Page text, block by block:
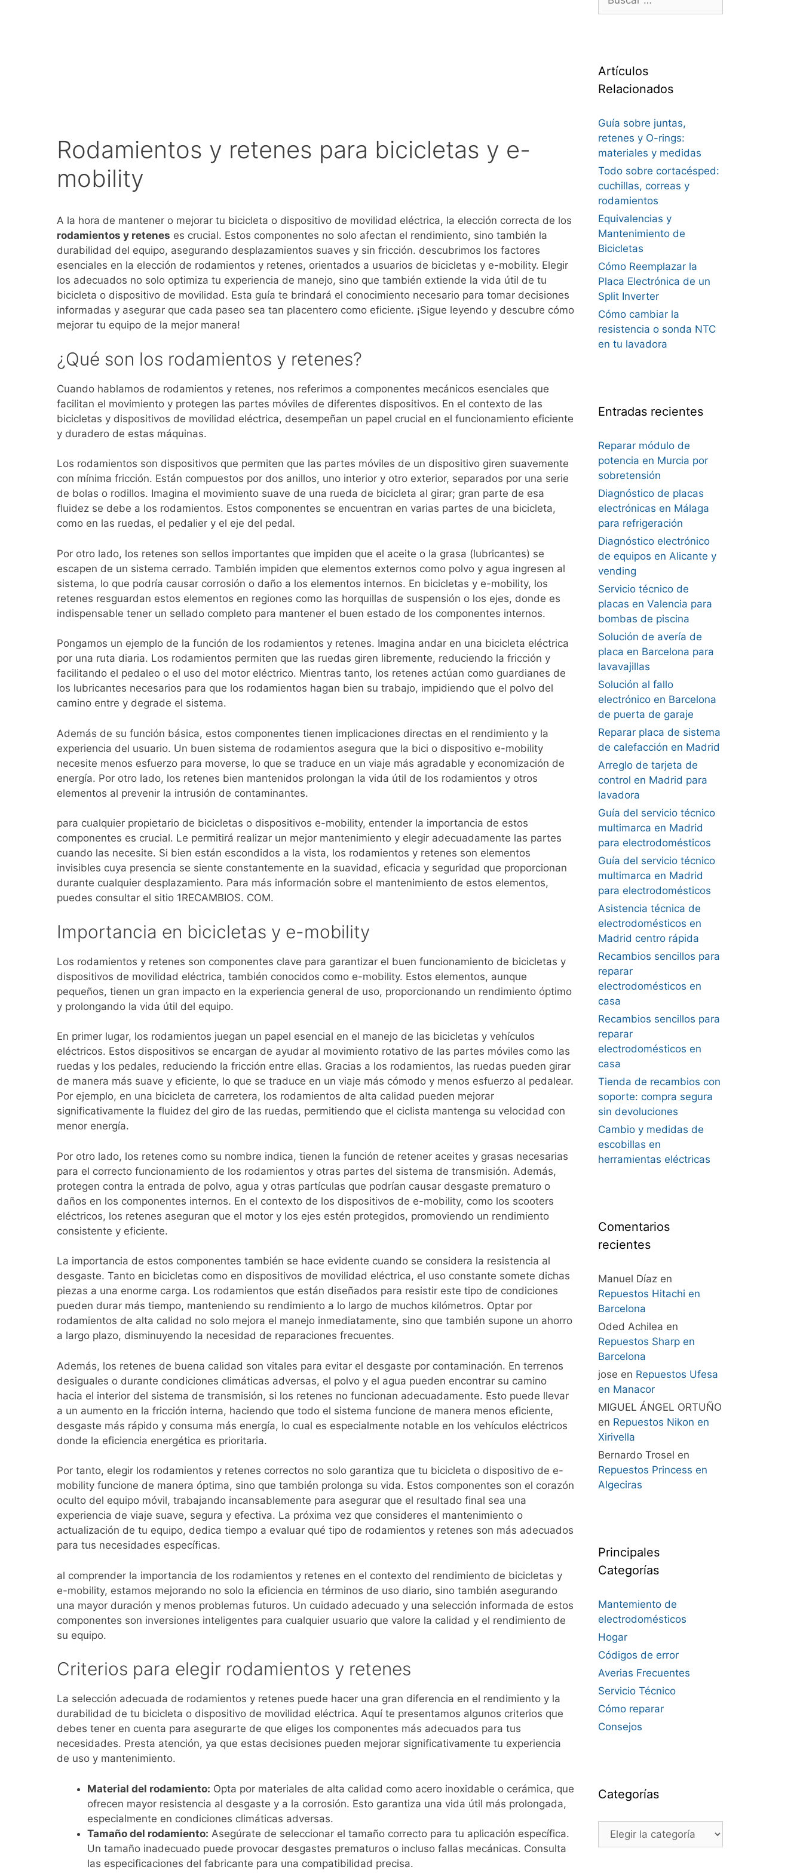
Rodamientos y retenes para bicicletas y e-
mobility
A la hora de mantener o mejorar tu bicicleta o dispositivo de movilidad eléctrica, la elección correcta de los
rodamientos y retenes es crucial. Estos componentes no solo afectan el rendimiento, sino también la
durabilidad del equipo, asegurando desplazamientos suaves y sin fricción. descubrimos los factores
esenciales en la elección de rodamientos y retenes, orientados a usuarios de bicicletas y e-mobility. Elegir
los adecuados no solo optimiza tu experiencia de manejo, sino que también extiende la vida útil de tu
bicicleta o dispositivo de movilidad. Esta guía te brindará el conocimiento necesario para tomar decisiones
informadas y asegurar que cada paseo sea tan placentero como eficiente. ¡Sigue leyendo y descubre cómo
mejorar tu equipo de la mejor manera!
¿Qué son los rodamientos y retenes?
Cuando hablamos de rodamientos y retenes, nos referimos a componentes mecánicos esenciales que
facilitan el movimiento y protegen las partes móviles de diferentes dispositivos. En el contexto de las
bicicletas y dispositivos de movilidad eléctrica, desempeñan un papel crucial en el funcionamiento eficiente
y duradero de estas máquinas.
Los rodamientos son dispositivos que permiten que las partes móviles de un dispositivo giren suavemente
con mínima fricción. Están compuestos por dos anillos, uno interior y otro exterior, separados por una serie
de bolas o rodillos. Imagina el movimiento suave de una rueda de bicicleta al girar; gran parte de esa
fluidez se debe a los rodamientos. Estos componentes se encuentran en varias partes de una bicicleta,
como en las ruedas, el pedalier y el eje del pedal.
Por otro lado, los retenes son sellos importantes que impiden que el aceite o la grasa (lubricantes) se
escapen de un sistema cerrado. También impiden que elementos externos como polvo y agua ingresen al
sistema, lo que podría causar corrosión o daño a los elementos internos. En bicicletas y e-mobility, los
retenes resguardan estos elementos en regiones como las horquillas de suspensión o los ejes, donde es
indispensable tener un sellado completo para mantener el buen estado de los componentes internos.
Pongamos un ejemplo de la función de los rodamientos y retenes. Imagina andar en una bicicleta eléctrica
por una ruta diaria. Los rodamientos permiten que las ruedas giren libremente, reduciendo la fricción y
facilitando el pedaleo o el uso del motor eléctrico. Mientras tanto, los retenes actúan como guardianes de
los lubricantes necesarios para que los rodamientos hagan bien su trabajo, impidiendo que el polvo del
camino entre y degrade el sistema.
Además de su función básica, estos componentes tienen implicaciones directas en el rendimiento y la
experiencia del usuario. Un buen sistema de rodamientos asegura que la bici o dispositivo e-mobility
necesite menos esfuerzo para moverse, lo que se traduce en un viaje más agradable y economización de
energía. Por otro lado, los retenes bien mantenidos prolongan la vida útil de los rodamientos y otros
elementos al prevenir la intrusión de contaminantes.
para cualquier propietario de bicicletas o dispositivos e-mobility, entender la importancia de estos
componentes es crucial. Le permitirá realizar un mejor mantenimiento y elegir adecuadamente las partes
cuando las necesite. Si bien están escondidos a la vista, los rodamientos y retenes son elementos
invisibles cuya presencia se siente constantemente en la suavidad, eficacia y seguridad que proporcionan
durante cualquier desplazamiento. Para más información sobre el mantenimiento de estos elementos,
puedes consultar el sitio 1RECAMBIOS. COM.
Importancia en bicicletas y e-mobility
Los rodamientos y retenes son componentes clave para garantizar el buen funcionamiento de bicicletas y
dispositivos de movilidad eléctrica, también conocidos como e-mobility. Estos elementos, aunque
pequeños, tienen un gran impacto en la experiencia general de uso, proporcionando un rendimiento óptimo
y prolongando la vida útil del equipo.
En primer lugar, los rodamientos juegan un papel esencial en el manejo de las bicicletas y vehículos
eléctricos. Estos dispositivos se encargan de ayudar al movimiento rotativo de las partes móviles como las
ruedas y los pedales, reduciendo la fricción entre ellas. Gracias a los rodamientos, las ruedas pueden girar
de manera más suave y eficiente, lo que se traduce en un viaje más cómodo y menos esfuerzo al pedalear.
Por ejemplo, en una bicicleta de carretera, los rodamientos de alta calidad pueden mejorar
significativamente la fluidez del giro de las ruedas, permitiendo que el ciclista mantenga su velocidad con
menor energía.
Por otro lado, los retenes como su nombre indica, tienen la función de retener aceites y grasas necesarias
para el correcto funcionamiento de los rodamientos y otras partes del sistema de transmisión. Además,
protegen contra la entrada de polvo, agua y otras partículas que podrían causar desgaste prematuro o
daños en los componentes internos. En el contexto de los dispositivos de e-mobility, como los scooters
eléctricos, los retenes aseguran que el motor y los ejes estén protegidos, promoviendo un rendimiento
consistente y eficiente.
La importancia de estos componentes también se hace evidente cuando se considera la resistencia al
desgaste. Tanto en bicicletas como en dispositivos de movilidad eléctrica, el uso constante somete dichas
piezas a una enorme carga. Los rodamientos que están diseñados para resistir este tipo de condiciones
pueden durar más tiempo, manteniendo su rendimiento a lo largo de muchos kilómetros. Optar por
rodamientos de alta calidad no solo mejora el manejo inmediatamente, sino que también supone un ahorro
a largo plazo, disminuyendo la necesidad de reparaciones frecuentes.
Además, los retenes de buena calidad son vitales para evitar el desgaste por contaminación. En terrenos
desiguales o durante condiciones climáticas adversas, el polvo y el agua pueden encontrar su camino
hacia el interior del sistema de transmisión, si los retenes no funcionan adecuadamente. Esto puede llevar
a un aumento en la fricción interna, haciendo que todo el sistema funcione de manera menos eficiente,
desgaste más rápido y consuma más energía, lo cual es especialmente notable en los vehículos eléctricos
donde la eficiencia energética es prioritaria.
Por tanto, elegir los rodamientos y retenes correctos no solo garantiza que tu bicicleta o dispositivo de e-
mobility funcione de manera óptima, sino que también prolonga su vida. Estos componentes son el corazón
oculto del equipo móvil, trabajando incansablemente para asegurar que el resultado final sea una
experiencia de viaje suave, segura y efectiva. La próxima vez que consideres el mantenimiento o
actualización de tu equipo, dedica tiempo a evaluar qué tipo de rodamientos y retenes son más adecuados
para tus necesidades específicas.
al comprender la importancia de los rodamientos y retenes en el contexto del rendimiento de bicicletas y
e-mobility, estamos mejorando no solo la eficiencia en términos de uso diario, sino también asegurando
una mayor duración y menos problemas futuros. Un cuidado adecuado y una selección informada de estos
componentes son inversiones inteligentes para cualquier usuario que valore la calidad y el rendimiento de
su equipo.
Criterios para elegir rodamientos y retenes
La selección adecuada de rodamientos y retenes puede hacer una gran diferencia en el rendimiento y la
durabilidad de tu bicicleta o dispositivo de movilidad eléctrica. Aquí te presentamos algunos criterios que
debes tener en cuenta para asegurarte de que eliges los componentes más adecuados para tus
necesidades. Presta atención, ya que estas decisiones pueden mejorar significativamente tu experiencia
de uso y mantenimiento.
Material del rodamiento: Opta por materiales de alta calidad como acero inoxidable o cerámica, que
ofrecen mayor resistencia al desgaste y a la corrosión. Esto garantiza una vida útil más prolongada,
especialmente en condiciones climáticas adversas.
Tamaño del rodamiento: Asegúrate de seleccionar el tamaño correcto para tu aplicación específica.
Un tamaño inadecuado puede provocar desgastes prematuros o incluso fallas mecánicas. Consulta
las especificaciones del fabricante para una compatibilidad precisa.
Artículos
Relacionados
Guía sobre juntas,
retenes y O-rings:
materiales y medidas
Todo sobre cortacésped:
cuchillas, correas y
rodamientos
Equivalencias y
Mantenimiento de
Bicicletas
Cómo Reemplazar la
Placa Electrónica de un
Split Inverter
Cómo cambiar la
resistencia o sonda NTC
en tu lavadora
Entradas recientes
Reparar módulo de
potencia en Murcia por
sobretensión
Diagnóstico de placas
electrónicas en Málaga
para refrigeración
Diagnóstico electrónico
de equipos en Alicante y
vending
Servicio técnico de
placas en Valencia para
bombas de piscina
Solución de avería de
placa en Barcelona para
lavavajillas
Solución al fallo
electrónico en Barcelona
de puerta de garaje
Reparar placa de sistema
de calefacción en Madrid
Arreglo de tarjeta de
control en Madrid para
lavadora
Guía del servicio técnico
multimarca en Madrid
para electrodomésticos
Guía del servicio técnico
multimarca en Madrid
para electrodomésticos
Asistencia técnica de
electrodomésticos en
Madrid centro rápida
Recambios sencillos para
reparar
electrodomésticos en
casa
Recambios sencillos para
reparar
electrodomésticos en
casa
Tienda de recambios con
soporte: compra segura
sin devoluciones
Cambio y medidas de
escobillas en
herramientas eléctricas
Comentarios
recientes
Manuel Díazen
Repuestos Hitachi en
Barcelona
Oded Achilea en
Repuestos Sharp en
Barcelona
jose en Repuestos Ufesa
en Manacor
MIGUEL ÁNGEL ORTUÑO
en Repuestos Nikon en
Xirivella
Bernardo Trosel en
Repuestos Princess en
Algeciras
Principales
Categorías
Mantemiento de
electrodomésticos
Hogar
Códigos de error
Averias Frecuentes
Servicio Técnico
Cómo reparar
Consejos
Categorías
Categorías